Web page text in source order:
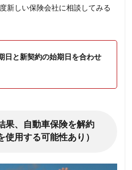
新しい保険会社に相談してみる
日と新契約の始期日を合わせ
果、自動車保険を解約
使用する可能性あり）